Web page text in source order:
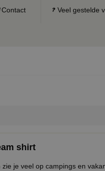
Contact Veel gestelde
shirt
zie je veel op campings en